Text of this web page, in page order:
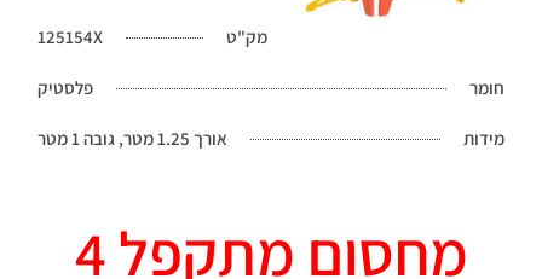
מק"ט 125154X
חומר פלסטיק
מידות אורך 1.25 מטר, גובה 1 מטר
מחסום מתקפל 4